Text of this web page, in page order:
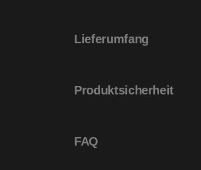
Lieferumfang
Produktsicherheit
FAQ